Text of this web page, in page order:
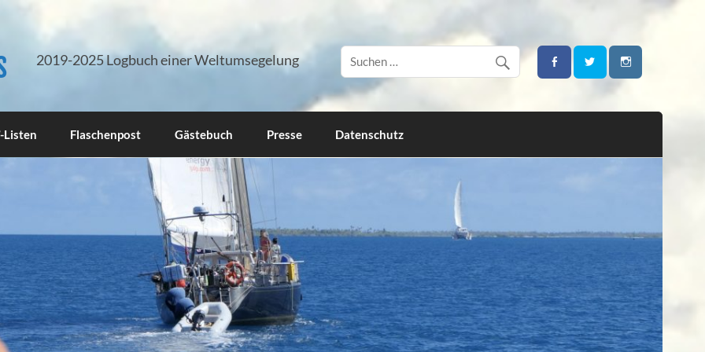
2019-2025 Logbuch einer Weltumsegelung
Listen Flaschenpost Gästebuch Presse Datenschutz